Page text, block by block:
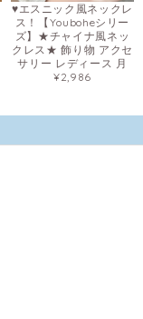
♥エスニック風ネックレ
ス！【Youboheシリー
ズ】★チャイナ風ネッ
クレス★ 飾り物 アクセ
サリー レディース 月
¥2,986